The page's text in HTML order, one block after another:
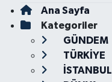
Ana Sayfa
Kategoriler
GÜNDEM
TÜRKİYE
İSTANBUL